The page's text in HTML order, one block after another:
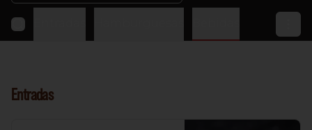
Entradas